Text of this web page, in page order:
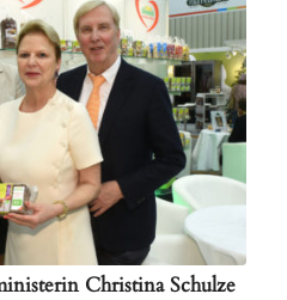
Christina Schulze